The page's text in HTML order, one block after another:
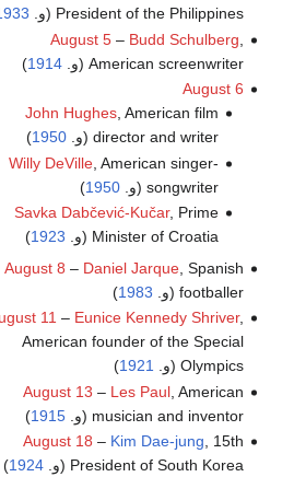
President of the Philippines (و.
August 5– Budd Schulberg
American screenwriter (و.
1914
)
August 6
John Hughes , American film
director and writer (و.
1950
)
Willy DeVille , American singer-
songwriter (و.
1950
)
Savka Dabčević-Kučar, Prime
Minister of Croatia (و.
1923
)
August 8 – Daniel Jarque, Spanish
footballer (و.
1983
)
11 – Eunice Kennedy Shriver,
American founder of the Special
Olympics (و.
1921
)
August 13 – Les Paul, American
musician and inventor (و.
1915
)
August 18 – Kim Dae-jung , 15th
President of South Korea (و.
1924
)